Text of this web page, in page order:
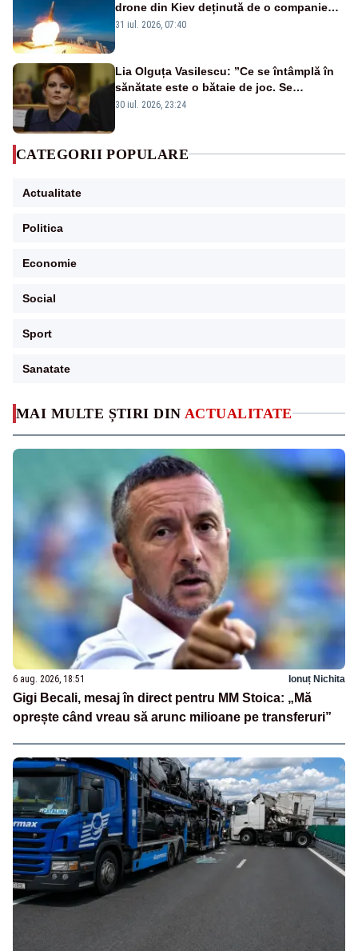
MAI MULTE ȘTIRI DIN ACTUALITATE
6 aug. 2026, 18:51 Ionuț Nichita
Gigi Becali, mesaj în direct pentru MM Stoica: „Mă
oprește când vreau să arunc milioane pe transferuri”
drone din Kiev deținută de o companie
americană, distrusă de o rachetă
31 iul. 2026, 07:40
Lia Olguța Vasilescu: ”Ce se întâmplă în
sănătate este o bătaie de joc. Se
guvernează extraordinar de prost”
30 iul. 2026, 23:24
CATEGORII POPULARE
Actualitate
Politica
Economie
Social
Sport
Sanatate